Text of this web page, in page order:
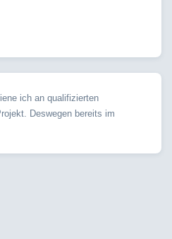
ich an qualifizierten
Deswegen bereits im